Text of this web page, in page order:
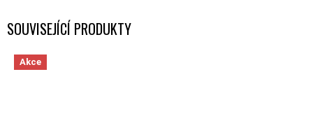
SOUVISEJÍCÍ PRODUKTY
Akce